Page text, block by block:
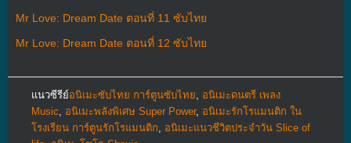
Mr Love: Dream Date ตอนที่ 11 ซับไทย
Mr Love: Dream Date ตอนที่ 12 ซับไทย
แนวซีรีย์อนิเมะซับไทย การ์ตูนซับไทย
อนิเมะดนตรี เพลง
Music
อนิเมะพลังพิเศษ Super Power, อนิเมะรักโรแมนติก ใน
โรงเรียน การ์ตูนรักโรแมนติก
อนิเมะแนวชีวิตประจําวัน Slice of